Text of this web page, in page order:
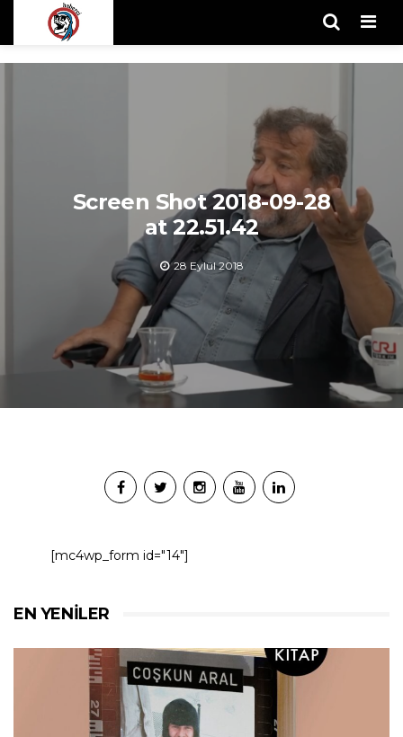
Screen Shot 2018-09-28
at 22.51.42
28 Eylül 2018
[mc4wp_form id="14"]
EN YENILER